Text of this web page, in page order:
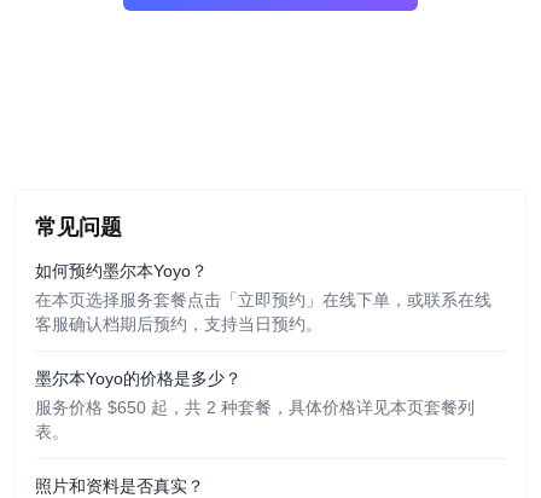
常见问题
如何预约墨尔本Yoyo？
在本页选择服务套餐点击「立即预约」在线下单，或联系在线
客服确认档期后预约，支持当日预约。
墨尔本Yoyo的价格是多少？
服务价格 $650 起，共 2 种套餐，具体价格详见本页套餐列
表。
照片和资料是否真实？